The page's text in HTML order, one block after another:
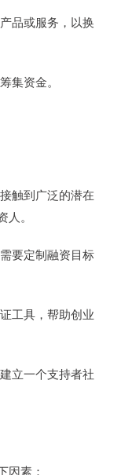
品或服务，以换
集资金。
触到广泛的潜在
。
要定制融资目标
工具，帮助创业
立一个支持者社
因素：